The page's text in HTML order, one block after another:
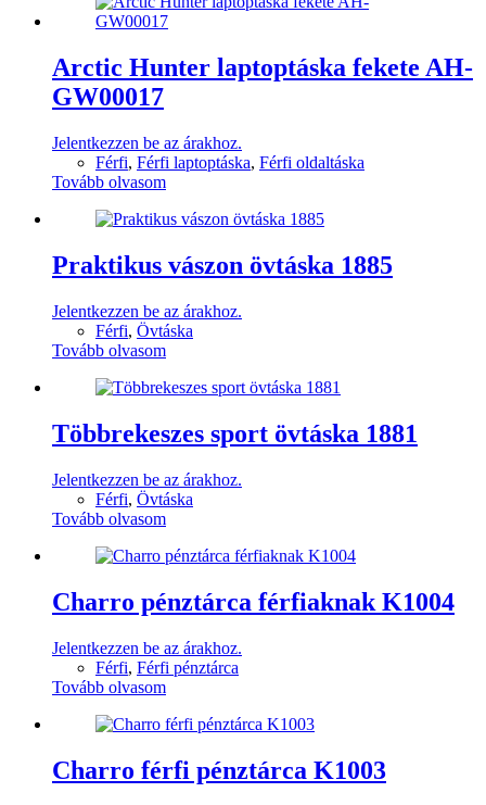
Arctic Hunter laptoptáska fekete AH-
GW00017
Jelentkezzen be az árakhoz.
Férfi, Férfi laptoptáska, Férfi oldaltáska
Tovább olvasom
Praktikus vászon övtáska 1885
Jelentkezzen be az árakhoz.
Férfi, Övtáska
Tovább olvasom
Többrekeszes sport övtáska 1881
Jelentkezzen be az árakhoz.
Férfi, Övtáska
Tovább olvasom
Charro pénztárca férfiaknak K1004
Jelentkezzen be az árakhoz.
Férfi, Férfi pénztárca
Tovább olvasom
Charro férfi pénztárca K1003